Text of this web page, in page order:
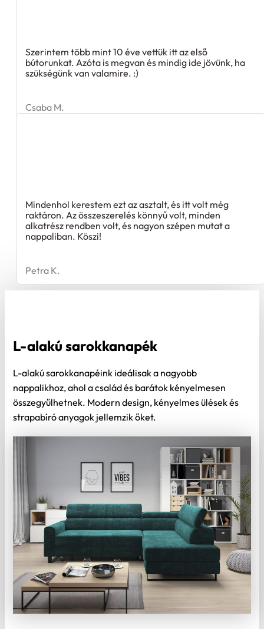
Szerintem több mint 10 éve vettük itt az első
bútorunkat. Azóta is megvan és mindig ide jövünk, ha
szükségünk van valamire. :)
Csaba M.
Mindenhol kerestem ezt az asztalt, és itt volt még
raktáron. Az összeszerelés könnyű volt, minden
alkatrész rendben volt, és nagyon szépen mutat a
nappaliban. Köszi!
Petra K.
L-alakú sarokkanapék
L-alakú sarokkanapéink ideálisak a nagyobb
nappalikhoz, ahol a család és barátok kényelmesen
összegyűlhetnek. Modern design, kényelmes ülések és
strapabíró anyagok jellemzik őket.